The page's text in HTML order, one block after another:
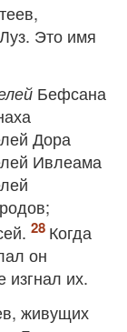
Это имя
Бефсана
Дора
Ивлеама
Когда
он
изгнал их.
живущих